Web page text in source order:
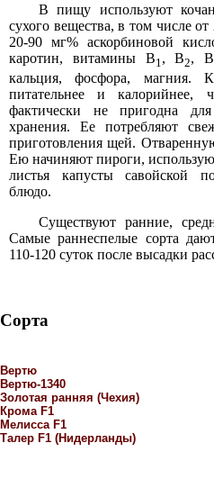
В пищу используют
сухого вещества, в том числе
20-90 мг% аскорбиновой
каротин, витамины В1, В2, В
кальция, фосфора, магния.
питательнее и калорийнее,
фактически не пригодна
хранения. Ее потребляют
приготовления щей.
Ею начиняют пироги,
листья капусты савойской
блюдо.
Существуют ранние,
Самые раннеспелые сорта
110-120 суток после высадки
Сорта
Вертю
Вертю-1340
Золотая ранняя (Чехия)
Крома F1
Мелисса F1
Талер F1 (Нидерланды)